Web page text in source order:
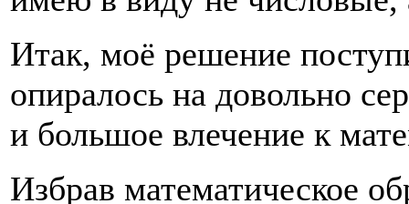
Итак, моё решение
опиралось на довольно
и большое влечение к
Избрав математическое